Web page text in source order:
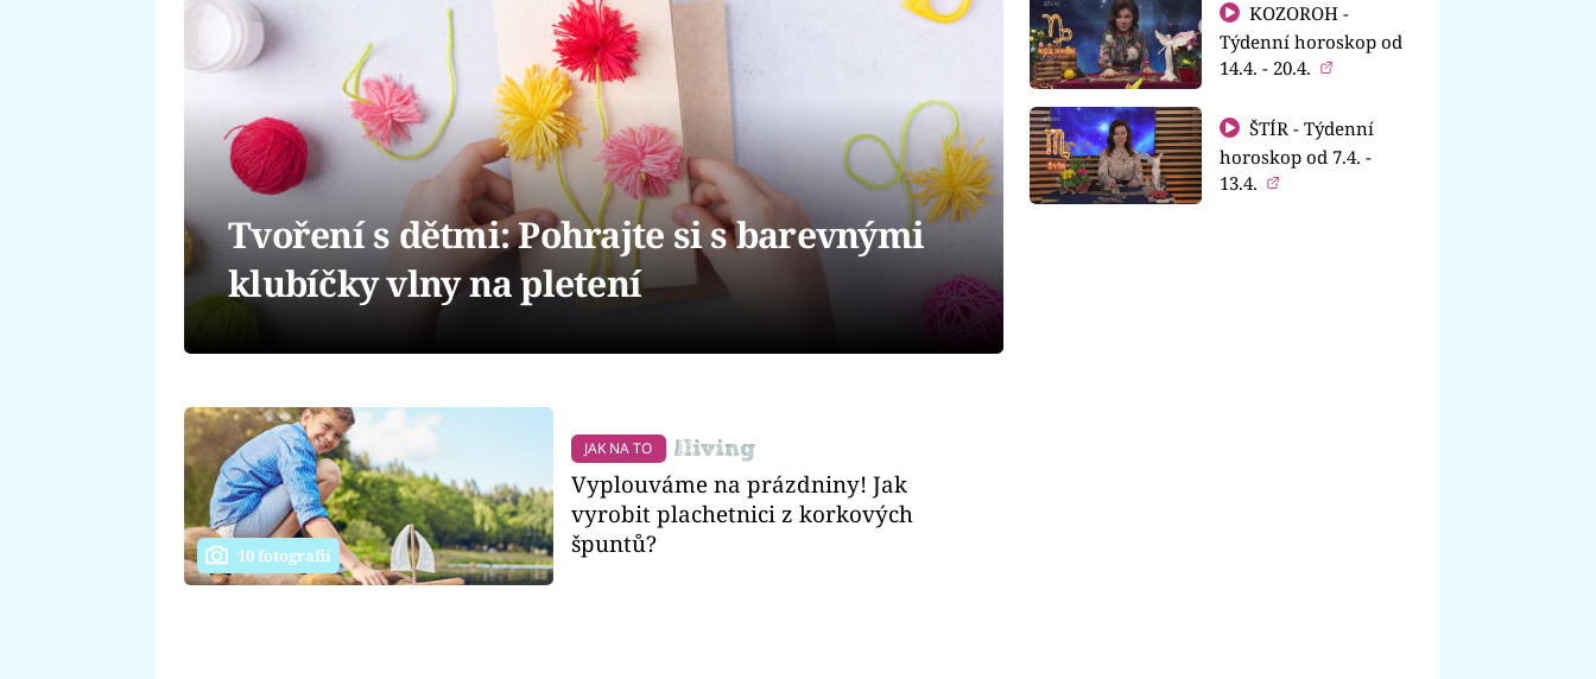
KOZOROH -
Týdenní horoskop od
14.4. - 20.4.
ŠTÍR - Týdenní
horoskop od 7.4. -
13.4.
Tvoření s dětmi: Pohrajte si s barevnými
klubíčky vlny na pletení
10 fotografií
JAK NA TO
Vyplouváme na prázdniny! Jak
vyrobit plachetnici z korkových
špuntů?